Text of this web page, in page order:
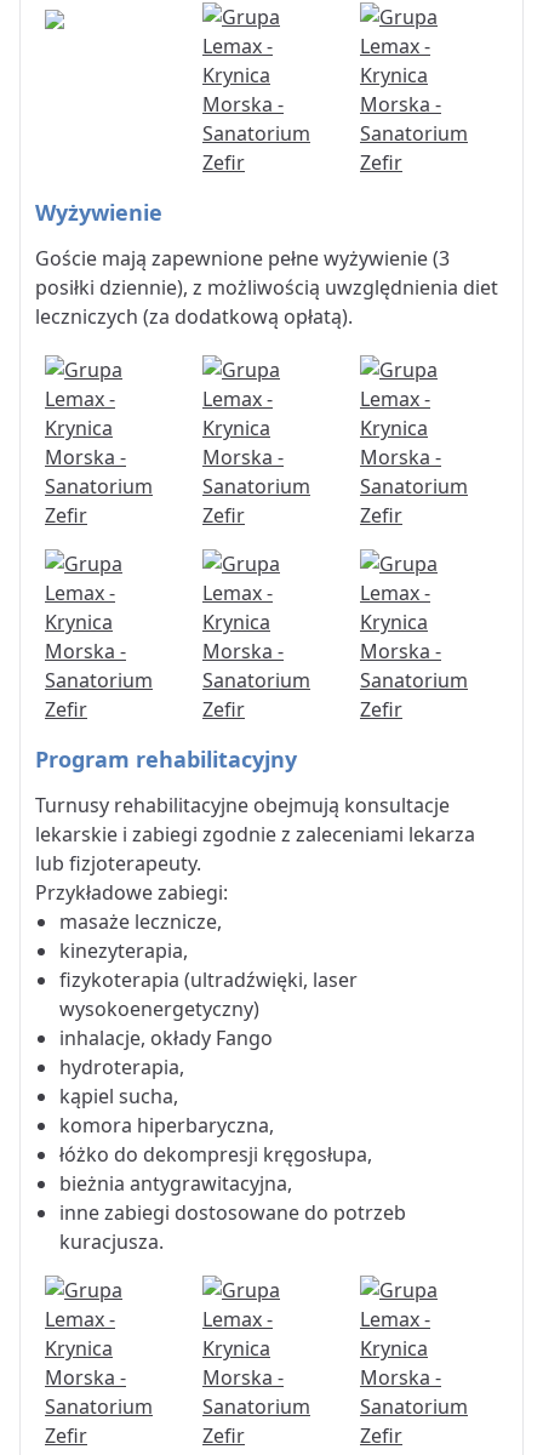
Wyżywienie
Goście mają zapewnione pełne wyżywienie (3
posiłki dziennie), z możliwością uwzględnienia diet
leczniczych (za dodatkową opłatą).
Program rehabilitacyjny
Turnusy rehabilitacyjne obejmują konsultacje
lekarskie i zabiegi zgodnie z zaleceniami lekarza
lub fizjoterapeuty.
Przykładowe zabiegi:
masaże lecznicze,
kinezyterapia,
fizykoterapia (ultradźwięki, laser
wysokoenergetyczny)
inhalacje, okłady Fango
hydroterapia,
kąpiel sucha,
komora hiperbaryczna,
łóżko do dekompresji kręgosłupa,
bieżnia antygrawitacyjna,
inne zabiegi dostosowane do potrzeb
kuracjusza.